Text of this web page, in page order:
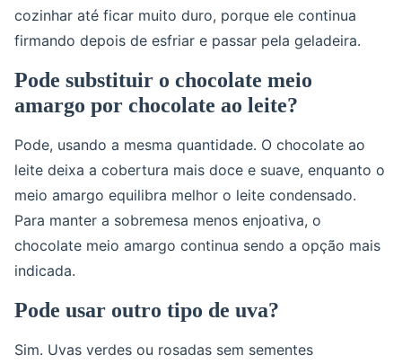
cozinhar até ficar muito duro, porque ele continua
firmando depois de esfriar e passar pela geladeira.
Pode substituir o chocolate meio
amargo por chocolate ao leite?
Pode, usando a mesma quantidade. O chocolate ao
leite deixa a cobertura mais doce e suave, enquanto o
meio amargo equilibra melhor o leite condensado.
Para manter a sobremesa menos enjoativa, o
chocolate meio amargo continua sendo a opção mais
indicada.
Pode usar outro tipo de uva?
Sim. Uvas verdes ou rosadas sem sementes